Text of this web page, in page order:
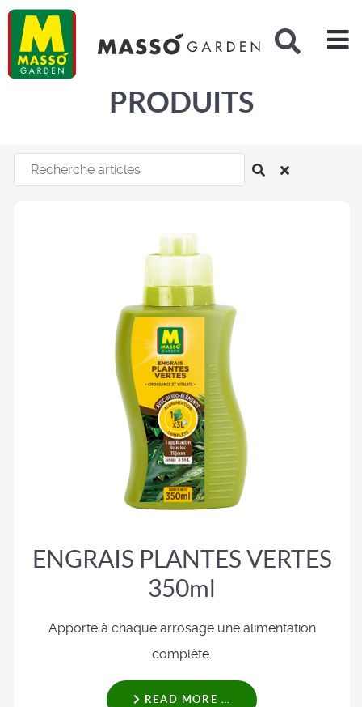
Rechercher
PRODUITS
ENGRAIS PLANTES VERTES
350ml
Apporte à chaque arrosage une alimentation
complète.
READ MORE …